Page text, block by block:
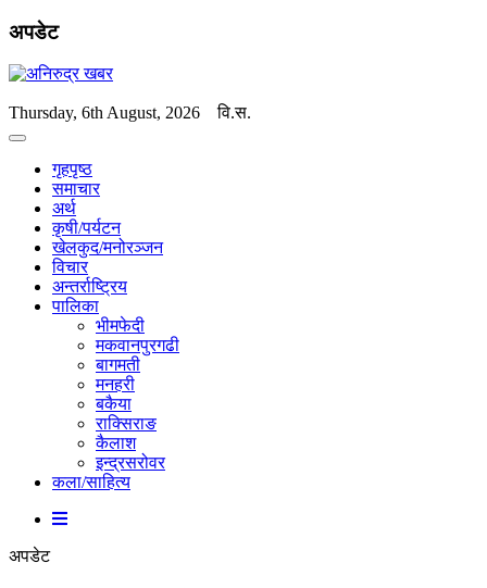
अपडेट
Thursday, 6th August, 2026 वि.स.
गृहपृष्ठ
समाचार
अर्थ
कृषी/पर्यटन
खेलकुद/मनोरञ्जन
विचार
अन्तर्राष्ट्रिय
पालिका
भीमफेदी
मकवानपुरगढी
बागमती
मनहरी
बकैया
राक्सिराङ
कैलाश
इन्द्रसरोवर
कला/साहित्य
अपडेट